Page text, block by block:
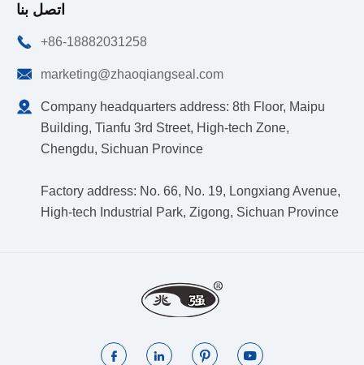
اتصل بنا
 +86-18882031258
 marketing@zhaoqiangseal.com

Company headquarters address: 8th Floor, Maipu
Building, Tianfu 3rd Street, High-tech Zone,
Chengdu, Sichuan Province
Factory address: No. 66, No. 19, Longxiang Avenue,
High-tech Industrial Park, Zigong, Sichuan Province
   